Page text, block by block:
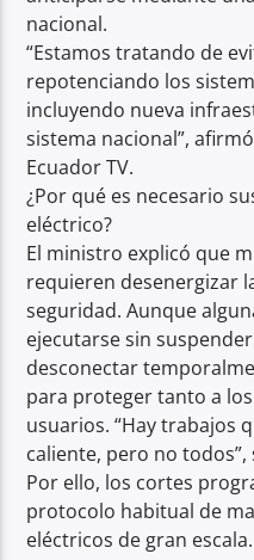
nacional.
“Estamos tratando de
repotenciando los
incluyendo nueva
sistema nacional”,
Ecuador TV.
¿Por qué es necesario
eléctrico?
El ministro explicó que
requieren desenergizar
seguridad. Aunque
ejecutarse sin
desconectar
para proteger tanto a
usuarios. “Hay trabajos
caliente, pero no todos”,
Por ello, los cortes
protocolo habitual de
eléctricos de gran